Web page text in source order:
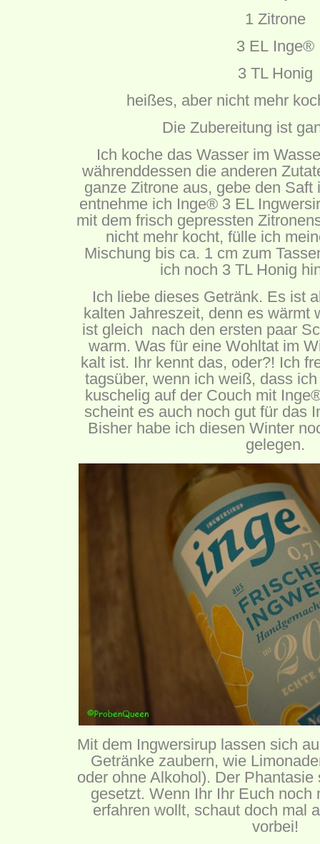
1 Zitrone
3 EL Inge®
3 TL Honig
heißes, aber nicht mehr
Die Zubereitung ist
Ich koche das Wasser im
währenddessen die anderen
ganze Zitrone aus, gebe den Saft
entnehme ich Inge® 3 EL
mit dem frisch gepressten
nicht mehr kocht, fülle ich
Mischung bis ca. 1 cm zum
ich noch 3 TL Honig
Ich liebe dieses Getränk. Es ist
kalten Jahreszeit, denn es wärmt
ist gleich nach den ersten paar
warm. Was für eine Wohltat im
kalt ist. Ihr kennt das, oder?! Ich
tagsüber, wenn ich weiß, dass
kuschelig auf der Couch mit
scheint es auch noch gut für das
Bisher habe ich diesen Winter
gelegen.
Mit dem Ingwersirup lassen sich
Getränke zaubern, wie
oder ohne Alkohol). Der
gesetzt. Wenn Ihr Ihr Euch
erfahren wollt, schaut doch mal
vorbei!